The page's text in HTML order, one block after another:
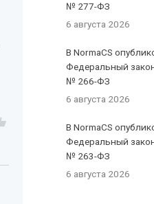
№ 277-ФЗ
6 августа 2026
В NormaCS
Федеральный
№ 266-ФЗ
6 августа 2026
В NormaCS
Федеральный
№ 263-ФЗ
6 августа 2026